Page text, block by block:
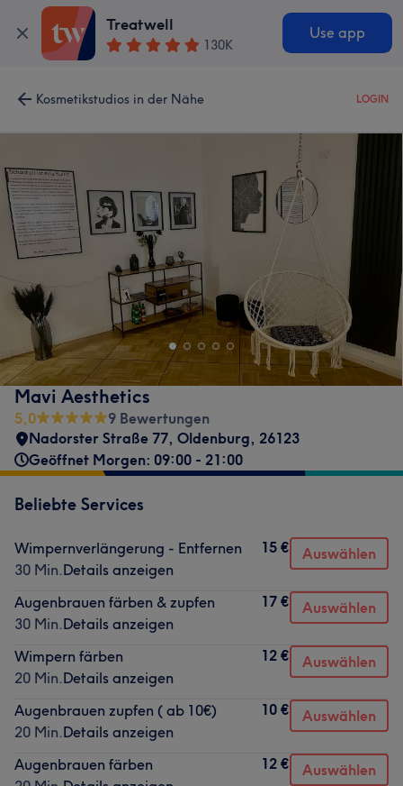
Treatwell
130K
Use app
Kosmetikstudios in der Nähe LOGIN
Mavi Aesthetics
5,0
9 Bewertungen
Nadorster Straße 77, Oldenburg, 26123
Geöffnet Morgen: 09:00 - 21:00
Beliebte Services
Wimpernverlängerung - Entfernen
30 Min.Details anzeigen
15 € Auswählen
Augenbrauen färben & zupfen
30 Min.Details anzeigen
17 € Auswählen
Wimpern färben
20 Min.Details anzeigen
12 € Auswählen
Augenbrauen zupfen ( ab 10€)
20 Min.Details anzeigen
10 € Auswählen
Augenbrauen färben
12 € Auswählen